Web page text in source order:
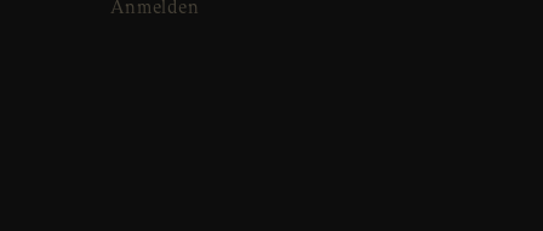
Anmelden